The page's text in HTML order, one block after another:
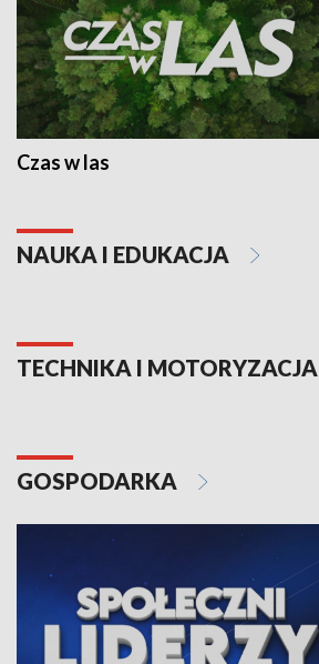
Czas w las
NAUKA I EDUKACJA
TECHNIKA I MOTORYZACJA
GOSPODARKA